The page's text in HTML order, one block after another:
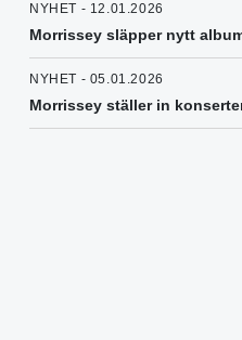
NYHET - 12.01.2026
Morrissey släpper nytt
NYHET - 05.01.2026
Morrissey ställer in